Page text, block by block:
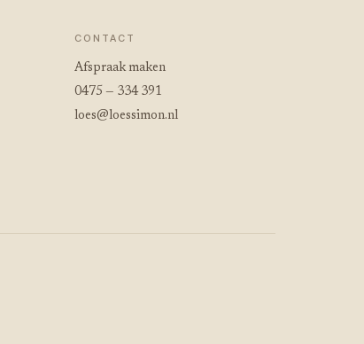
CONTACT
Afspraak maken
0475 — 334 391
loes@loessimon.nl